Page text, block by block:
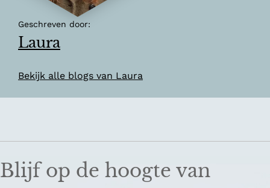
Geschreven door:
Laura
Bekijk alle blogs van Laura
Blijf op de hoogte van